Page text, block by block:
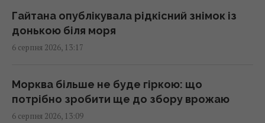
протоку майже повністю зупинилося, –
Reuters
13:02 четвер, 06 серпня 2026
Starlink Маска підкорює авіацію: названо
авіакомпанії, які мають супутниковий Wi-Fi
на борту
Гайтана опублікувала рідкісний знімок із
донькою біля моря
6 серпня 2026, 13:17
Морква більше не буде гіркою: що
потрібно зробити ще до збору врожаю
6 серпня 2026, 13:09